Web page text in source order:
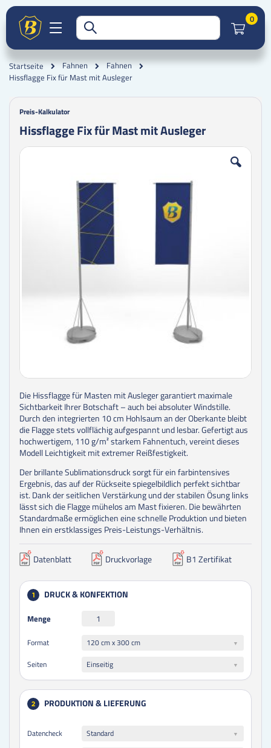
0
Startseite Fahnen
Fahnen
Hissflagge Fix für Mast mit Ausleger
Preis-Kalkulator
Hissflagge Fix für Mast mit Ausleger
Zum
Zum
Die Hissflagge für Masten mit Ausleger garantiert maximale
Sichtbarkeit Ihrer Botschaft – auch bei absoluter Windstille.
Durch den integrierten 10 cm Hohlsaum an der Oberkante bleibt
die Flagge stets vollflächig aufgespannt und lesbar. Gefertigt aus
hochwertigem, 110 g/m² starkem Fahnentuch, vereint dieses
Modell Leichtigkeit mit extremer Reißfestigkeit.
Der brillante Sublimationsdruck sorgt für ein farbintensives
Ergebnis, das auf der Rückseite spiegelbildlich perfekt sichtbar
ist. Dank der seitlichen Verstärkung und der stabilen Ösung links
lässt sich die Flagge mühelos am Mast fixieren. Die bewährten
Standardmaße ermöglichen eine schnelle Produktion und bieten
Ihnen ein erstklassiges Preis-Leistungs-Verhältnis.
Datenblatt Druckvorlage B1 Zertifikat
1 DRUCK & KONFEKTION
Menge
Format
120 cm x 300 cm
Seiten
Einseitig
2 PRODUKTION & LIEFERUNG
Datencheck
Standard